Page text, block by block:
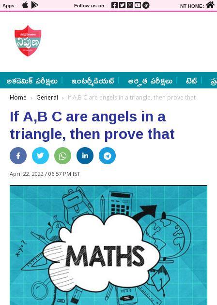
Apps: Follow us on: NT HOME:
అకడెమిక్ పరీక్షలు ఇంటర్మీడియట్ అర్హత పరీక్షలు టెట్
Home General If A,B C are angels in a triangle, then prove that
If A,B C are angels in a
triangle, then prove that
April 22, 2022 / 06:57 PM IST